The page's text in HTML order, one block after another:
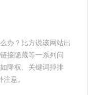
办？比方说该网站出
接隐藏等一系列问
降权、关键词掉排
意。